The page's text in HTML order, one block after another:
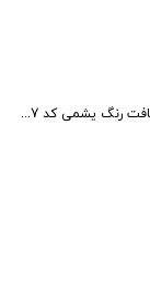
رنگ یشمی کد 34147